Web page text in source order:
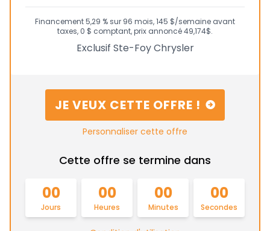
Financement 5,29 % sur 96 mois, 145 $/semaine avant
taxes, 0 $ comptant, prix annoncé 49,174$.
Exclusif Ste-Foy Chrysler
JE VEUX CETTE OFFRE !
Personnaliser cette offre
Cette offre se termine dans
00
Jours
00
Heures
00
Minutes
00
Secondes